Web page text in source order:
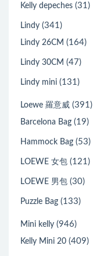
Kelly depeches (31)
Lindy (341)
Lindy 26CM (164)
Lindy 30CM (47)
Lindy mini (131)
Loewe 羅意威 (391)
Barcelona Bag (19)
Hammock Bag (53)
LOEWE 女包 (121)
LOEWE 男包 (30)
Puzzle Bag (133)
Mini kelly (946)
Kelly Mini 20 (409)